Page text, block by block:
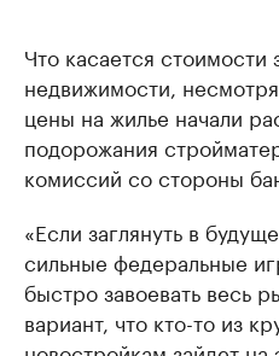
Что касается стоимости
недвижимости,
цены на жилье начали
подорожания
комиссий со стороны
«Если заглянуть в
сильные федеральные
быстро завоевать весь
вариант, что кто-то из